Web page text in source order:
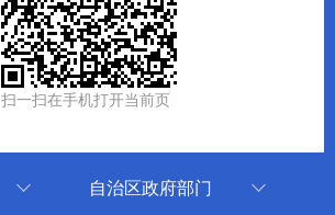
扫一扫在手机打开当前页
自治区政府部门